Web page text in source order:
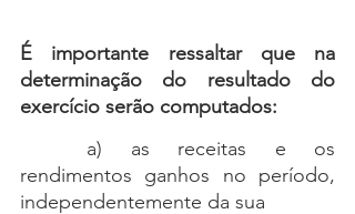
É importante ressaltar que na
determinação do resultado do
exercício serão computados:
rendimentos ganhos no período,